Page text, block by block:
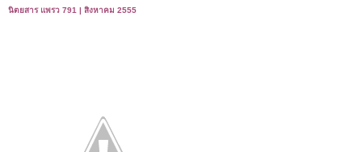
นิตยสาร แพรว 791 | สิงหาคม 2555